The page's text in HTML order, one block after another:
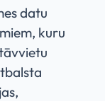
datu
kuru